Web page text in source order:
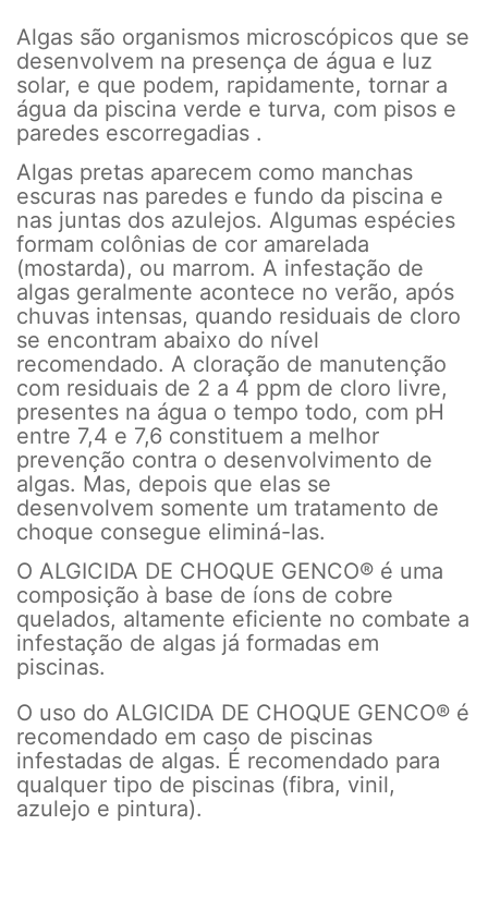
Algas são organismos microscópicos que se
desenvolvem na presença de água e luz
solar, e que podem, rapidamente, tornar a
água da piscina verde e turva, com pisos e
paredes escorregadias .
Algas pretas aparecem como manchas
escuras nas paredes e fundo da piscina e
nas juntas dos azulejos. Algumas espécies
formam colônias de cor amarelada
(mostarda), ou marrom. A infestação de
algas geralmente acontece no verão, após
chuvas intensas, quando residuais de cloro
se encontram abaixo do nível
recomendado. A cloração de manutenção
com residuais de 2 a 4 ppm de cloro livre,
presentes na água o tempo todo, com pH
entre 7,4 e 7,6 constituem a melhor
prevenção contra o desenvolvimento de
algas. Mas, depois que elas se
desenvolvem somente um tratamento de
choque consegue eliminá-las.
O ALGICIDA DE CHOQUE GENCO® é uma
composição à base de íons de cobre
quelados, altamente eficiente no combate a
infestação de algas já formadas em
piscinas.
O uso do ALGICIDA DE CHOQUE GENCO® é
recomendado em caso de piscinas
infestadas de algas. É recomendado para
qualquer tipo de piscinas (fibra, vinil,
azulejo e pintura).